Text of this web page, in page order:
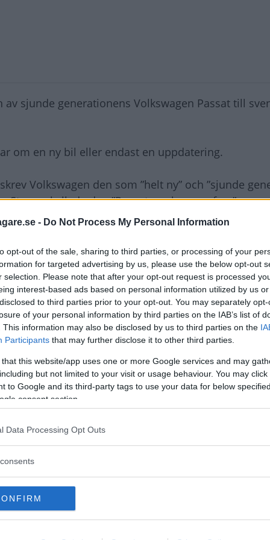
- Do Not Process My Personal Information
opt-out of the sale, sharing to third parties, or processing of your
for targeted advertising by us, please use the below opt-out
selection. Please note that after your opt-out request is processed
interest-based ads based on personal information utilized by us
to third parties prior to your opt-out. You may separately
of your personal information by third parties on the IAB’s list of
This information may also be disclosed by us to third parties on the
Participants that may further disclose it to other third parties.
that this website/app uses one or more Google services and may
but not limited to your visit or usage behaviour. You may
to Google and its third-party tags to use your data for below
consent section.
Data Processing Opt Outs
sjunde generationens Volkswagen Passat till
om en ny bil eller endast en uppdatering.
Volkswagen den som ”helt ny” och ”sjunde
kallade den ”Passat sex komma fem”.
nu från krocktestorganisationen Euro NCAP.
fem stjärnor.
för frontal- och sidokollisioner. Istället har
krocktestades.
Strukturen av den nya bilen är identiskt med den
och skydd mot pisksnärtskador
senaste versionen av Golf en ny bil, trots små
Passat som en ny bil?
PASSAT